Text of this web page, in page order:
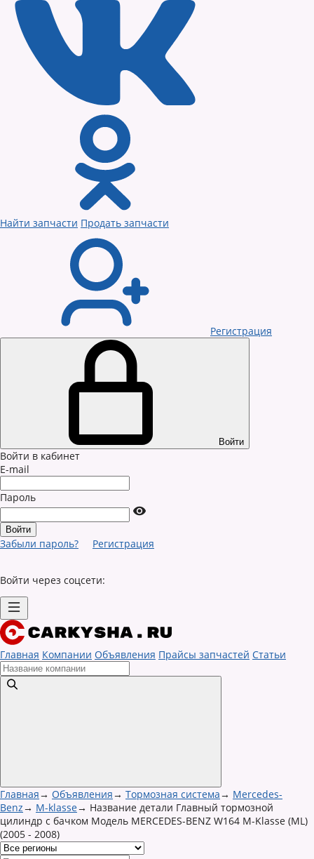
Найти запчасти Продать запчасти
Регистрация
Войти
Войти в кабинет
E-mail
Пароль
Забыли пароль? Регистрация
Войти через соцсети:
Главная Компании Объявления Прайсы запчастей Статьи
Главная→ Объявления→ Тормозная система→ Mercedes-
Benz→ M-klasse→ Название детали Главный тормозной
цилиндр с бачком Модель MERCEDES-BENZ W164 M-Klasse (ML)
(2005 - 2008)